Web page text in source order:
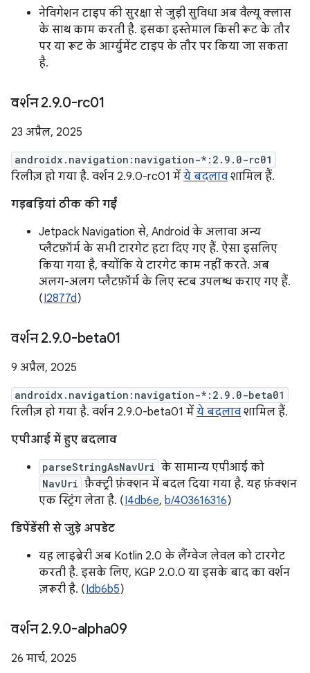
नेविगेशन टाइप की सुरक्षा से जुड़ी सुविधा अब वैल्यू क्लास
के साथ काम करती है. इसका इस्तेमाल किसी रूट के तौर
पर या रूट के आर्ग्युमेंट टाइप के तौर पर किया जा सकता
है.
वर्शन 2.9.0-rc01
23 अप्रैल, 2025
androidx.navigation:navigation-*:2.9.0-rc01
रिलीज़ हो गया है. वर्शन 2.9.0-rc01 में ये बदलाव शामिल हैं.
गड़बड़ियां ठीक की गईं
Jetpack Navigation से, Android के अलावा अन्य
प्लैटफ़ॉर्म के सभी टारगेट हटा दिए गए हैं. ऐसा इसलिए
किया गया है, क्योंकि ये टारगेट काम नहीं करते. अब
अलग-अलग प्लैटफ़ॉर्म के लिए स्टब उपलब्ध कराए गए हैं.
(I2877d)
वर्शन 2.9.0-beta01
9 अप्रैल, 2025
androidx.navigation:navigation-*:2.9.0-beta01
रिलीज़ हो गया है. वर्शन 2.9.0-beta01 में ये बदलाव शामिल हैं.
एपीआई में हुए बदलाव
parseStringAsNavUri के सामान्य एपीआई को
NavUri फ़ैक्ट्री फ़ंक्शन में बदल दिया गया है. यह फ़ंक्शन
एक स्ट्रिंग लेता है. (I4db6e, b/403616316)
डिपेंडेंसी से जुड़े अपडेट
यह लाइब्रेरी अब Kotlin 2.0 के लैंग्वेज लेवल को टारगेट
करती है. इसके लिए, KGP 2.0.0 या इसके बाद का वर्शन
ज़रूरी है. (Idb6b5)
वर्शन 2.9.0-alpha09
26 मार्च, 2025